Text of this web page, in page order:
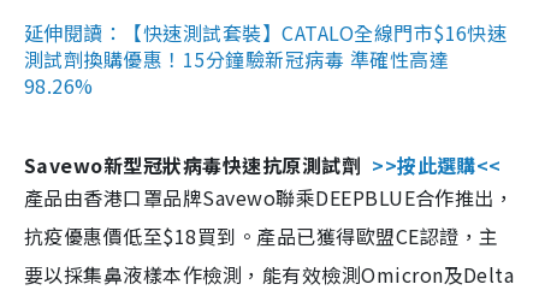
延伸閱讀：【快速測試套裝】CATALO全線門市$16快速
測試劑換購優惠！15分鐘驗新冠病毒 準確性高達
98.26%
Savewo新型冠狀病毒快速抗原測試劑 >>按此選購<<
產品由香港口罩品牌Savewo聯乘DEEPBLUE合作推出，
抗疫優惠價低至$18買到。產品已獲得歐盟CE認證，主
要以採集鼻液樣本作檢測，能有效檢測Omicron及Delta